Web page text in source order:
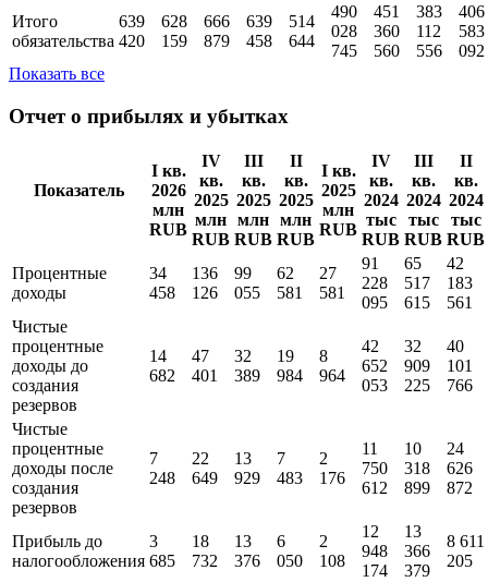
Итого
обязательства
639
420
628
159
666
879
639
458
514
644
490
028
745
451
360
560
383
112
556
406
583
092
Показать все
Отчет о прибылях и убытках
Показатель
I кв.
2026
млн
RUB
IV
кв.
2025
млн
RUB
III
кв.
2025
млн
RUB
II
кв.
2025
млн
RUB
I кв.
2025
млн
RUB
IV
кв.
2024
тыс
RUB
III
кв.
2024
тыс
RUB
II
кв.
2024
тыс
RUB
Процентные
доходы
34
458
136
126
99
055
62
581
27
581
91
228
095
65
517
615
42
183
561
Чистые
процентные
доходы до
создания
резервов
14
682
47
401
32
389
19
984
8
964
42
652
053
32
909
225
40
101
766
Чистые
процентные
доходы поcле
создания
резервов
7
248
22
649
13
929
7
483
2
176
11
750
612
10
318
899
24
626
872
Прибыль до
налогообложения
3
685
18
732
13
376
6
050
2
108
12
948
174
13
366
379
8 611
205